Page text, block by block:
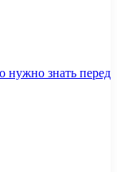
нужно знать перед